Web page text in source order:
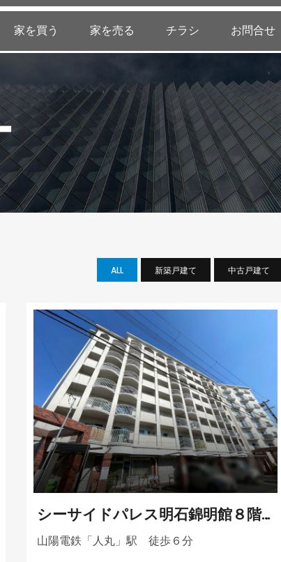
家を買う 家を売る チラシ お問合せ
ALL 新築戸建て 中古戸建て
シーサイドパレス明石錦明館８階部分
山陽電鉄「人丸」駅 徒歩６分